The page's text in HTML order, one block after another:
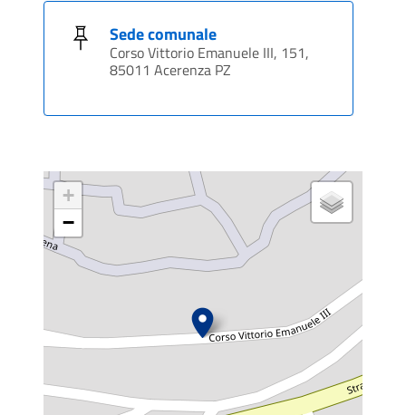
Sede comunale
Corso Vittorio Emanuele III, 151,
85011 Acerenza PZ
+
−